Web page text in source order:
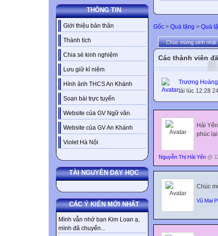
THÔNG TIN
Giới thiệu bản thân
Thành tích
Chia sẻ kinh nghiệm
Lưu giữ kỉ niệm
Hình ảnh THCS An Khánh
Soạn bài trực tuyến
Website của GV Ngữ văn.
Website của GV An Khánh
Violet Hà Nội
TÀI NGUYÊN DẠY HỌC
CÁC Ý KIẾN MỚI NHẤT
Mình vẫn nhớ bạn Kim Loan ạ,
mình đã chuyển...
Gốc > Quà tặng > Quà
Chúc mừng sinh nhật
Các thành viên
Trương
tải lúc 12:28
Hải
phúc
Nguyễn Thị Hải Yến @
Chúc
Vũ Mai